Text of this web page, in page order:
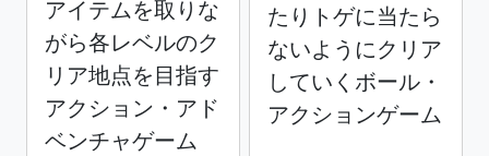
アイテムを取りな
がら各レベルのク
リア地点を目指す
アクション・アド
ベンチャゲーム
たりトゲに当たら
ないようにクリア
していくボール・
アクションゲーム